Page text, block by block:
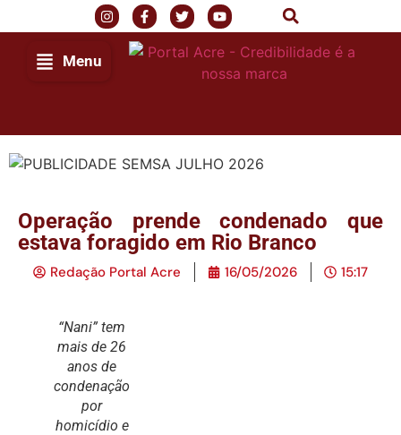
Menu
Operação prende condenado que
estava foragido em Rio Branco
Redação Portal Acre 16/05/2026 15:17
“Nani” tem
mais de 26
anos de
condenação
por
homicídio e